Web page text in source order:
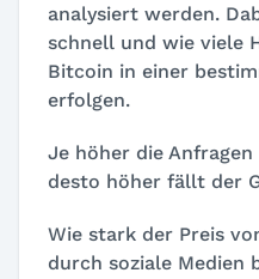
analysiert werden.
schnell und wie viele
Bitcoin in einer
erfolgen.
Je höher die
desto höher fällt der
Wie stark der Preis
durch soziale Medien